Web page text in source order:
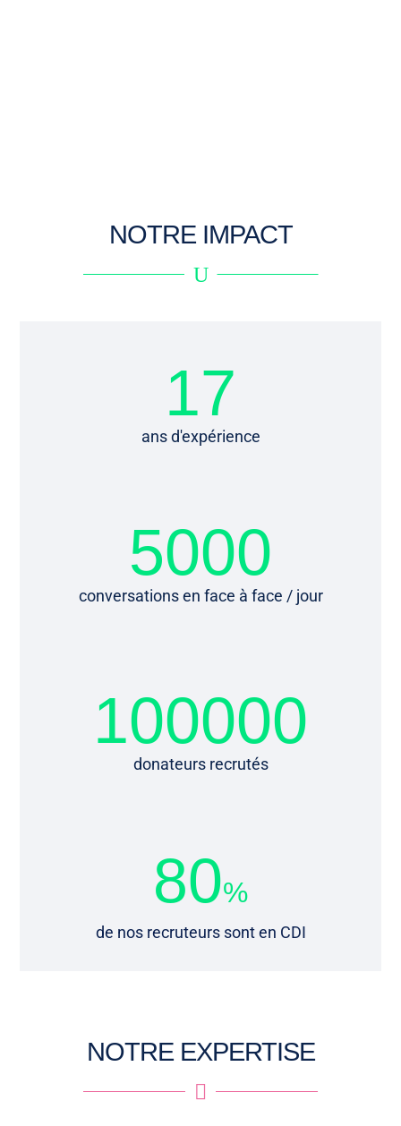
NOTRE IMPACT
U
17
ans d'expérience
5000
conversations en face à face / jour
100000
donateurs recrutés
80%
de nos recruteurs sont en CDI
NOTRE EXPERTISE

dispositifs de recrutement performants
engagement durable.